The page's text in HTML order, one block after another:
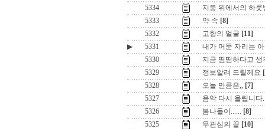
5334
지붕 위에서의 하룻
5333
약 속 [8]
5332
고향의 얼굴 [11]
▶
5331
내가 머문 자리는
5330
지금 띰띰하다고
5329
정보알려 드릴께요
5328
오늘 만큼은,, [7]
5327
음악 다시 올립니다.
5326
봄나들이...... [8]
5325
무관심의 끝 [10]